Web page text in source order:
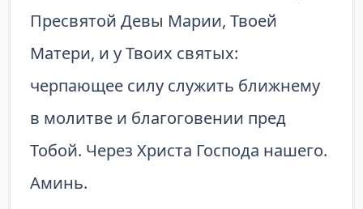
Пресвятой Девы Марии, Твоей
Матери, и у Твоих святых:
черпающее силу служить ближнему
в молитве и благоговении пред
Тобой. Через Христа Го­спода нашего.
Аминь.